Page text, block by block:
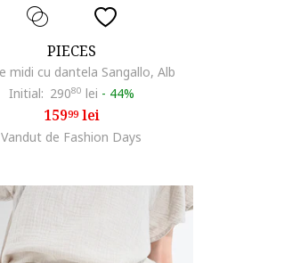
PIECES
midi cu dantela Sangallo, Alb
Initial: 29080 lei - 44%
15999lei
Vandut de Fashion Days